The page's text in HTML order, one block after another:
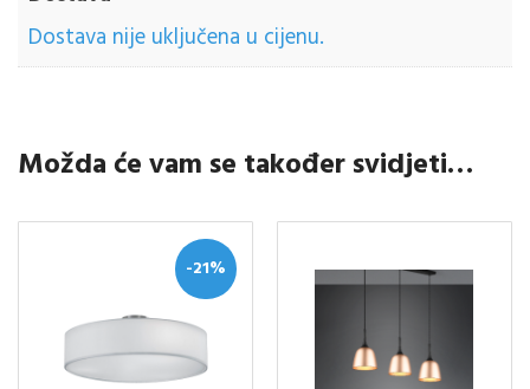
Dostava nije uključena u cijenu.
Možda će vam se također svidjeti…
-21%